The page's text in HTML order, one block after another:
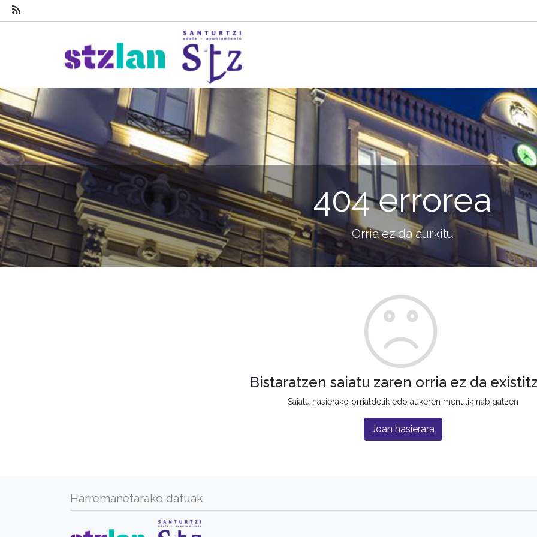
404 errorea
Orria ez da aurkitu
Bistaratzen saiatu zaren orria ez da
Saiatu hasierako orrialdetik edo aukeren menutik nabigatzen
Joan hasierara
Harremanetarako datuak